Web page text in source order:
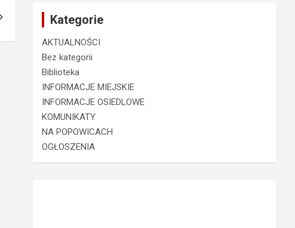
Kategorie
AKTUALNOŚCI
Bez kategorii
Biblioteka
INFORMACJE MIEJSKIE
INFORMACJE OSIEDLOWE
KOMUNIKATY
NA POPOWICACH
OGŁOSZENIA